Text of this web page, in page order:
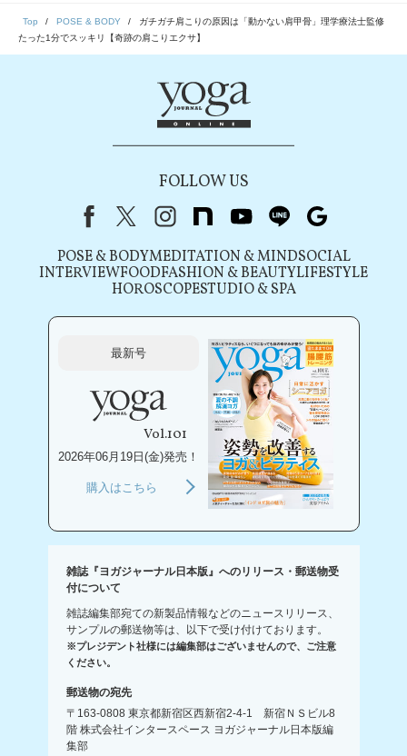
Top POSE & BODY
ガチガチ肩こりの原因は「動かない肩甲骨」理学療法士監修
たった1分でスッキリ【奇跡の肩こりエクサ】
FOLLOW US
FacebookX（旧Twitter）
instagram
note youtubeline
POSE & BODYMEDITATION & MINDSOCIAL
INTERVIEWFOODFASHION & BEAUTYLIFESTYLE
HOROSCOPESTUDIO & SPA
最新号
Vol.101
2026年06月19日(金)発売！
購入はこちら
雑誌『ヨガジャーナル日本版』へのリリース・郵送物受
付について
雑誌編集部宛ての新製品情報などのニュースリリース、
サンプルの郵送物等は、以下で受け付けております。
※プレジデント社様には編集部はございませんので、ご注意
ください。
郵送物の宛先
〒163-0808 東京都新宿区西新宿2-4-1 新宿ＮＳビル8
階 株式会社インタースペース ヨガジャーナル日本版編
集部